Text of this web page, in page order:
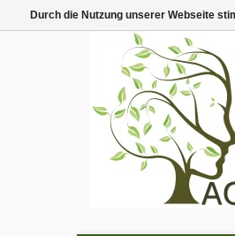
Durch die Nutzung unserer Webseite